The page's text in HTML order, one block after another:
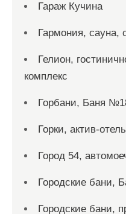
Гараж Кучина
Гармония, сауна,
Гелион,
комплекс
Горбани, Баня
Горки, актив-отель
Город 54,
Городские бани,
Городские бани,